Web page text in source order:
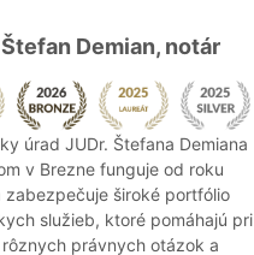
Demian, notár
úrad JUDr. Štefana Demiana
v Brezne funguje od roku
zabezpečuje široké portfólio
služieb, ktoré pomáhajú pri
rôznych právnych otázok a